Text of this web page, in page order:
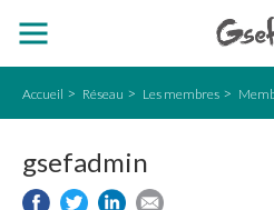
Accueil Réseau Les membres
gsefadmin